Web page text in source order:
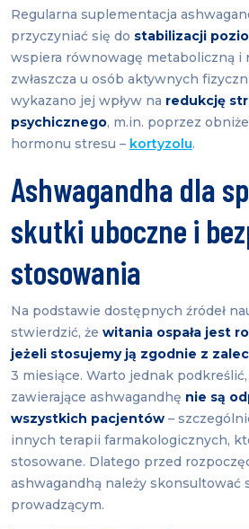
Regularna suplementacja
przyczyniać się do stabilizacji
wspiera równowagę metaboliczną i
zwłaszcza u osób aktywnych
wykazano jej wpływ na redukcję
psychicznego, m.in. poprzez
hormonu stresu – kortyzolu.
Ashwagandha dla
skutki uboczne i
stosowania
Na podstawie dostępnych źródeł
stwierdzić, że witania ospała jest
jeżeli stosujemy ją zgodnie z
3 miesiące. Warto jednak
zawierające ashwagandhę nie są
wszystkich pacjentów –
innych terapii farmakologicznych,
stosowane. Dlatego przed
ashwagandhą należy skonsultować
prowadzącym.